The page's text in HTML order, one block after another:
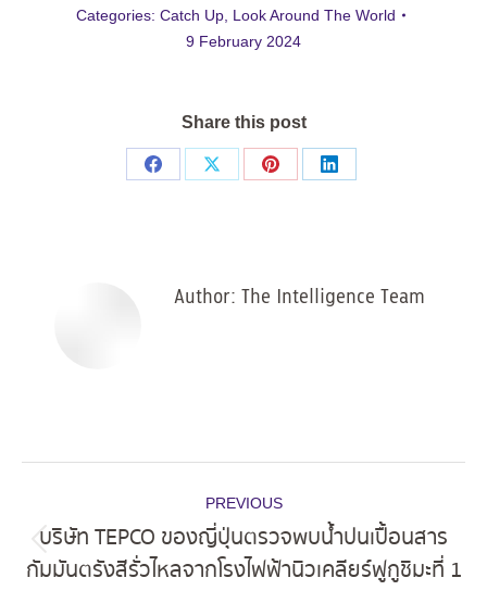
Categories: Catch Up, Look Around The World
9 February 2024
Share this post
Share
Share
Share
Share
Author: The Intelligence Team
navigation
PREVIOUS
Previous
post:
บริษัท TEPCO ของญี่ปุ่นตรวจพบน้ำปนเปื้อนสาร
กัมมันตรังสีรั่วไหลจากโรงไฟฟ้านิวเคลียร์ฟูกูชิมะที่ 1